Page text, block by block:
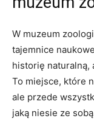
W ⁣muzeum
tajemnice
historię naturalną,
To ⁢miejsce, które
ale przede
⁢jaką niesie ‌ze